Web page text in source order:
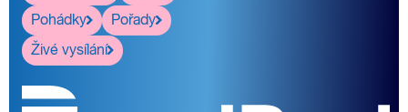
Pohádky
Pořady
Živé vysílání